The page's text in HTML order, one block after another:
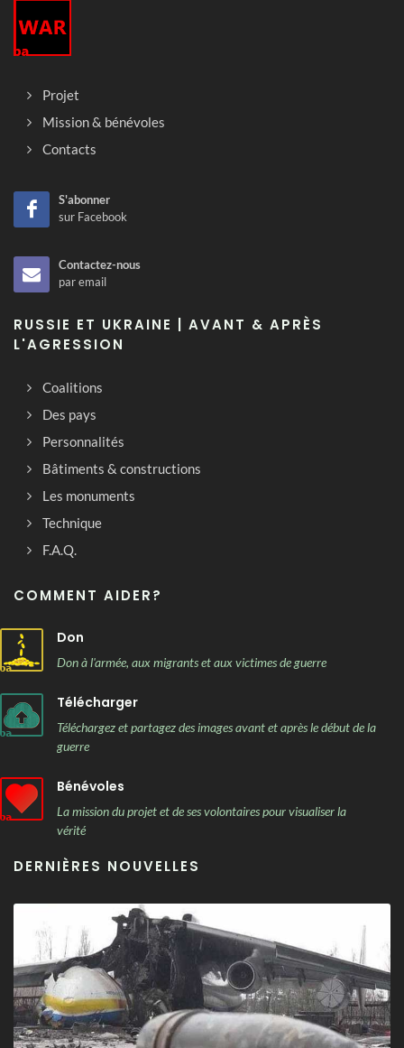
Projet
Mission & bénévoles
Contacts
S'abonner
sur Facebook
Contactez-nous
par email
RUSSIE ET UKRAINE | AVANT & APRÈS
L'AGRESSION
Coalitions
Des pays
Personnalités
Bâtiments & constructions
Les monuments
Technique
F.A.Q.
COMMENT AIDER?
Don
Don à l'armée, aux migrants et aux victimes de guerre
Télécharger
Téléchargez et partagez des images avant et après le début de la
guerre
Bénévoles
La mission du projet et de ses volontaires pour visualiser la
vérité
DERNIÈRES NOUVELLES